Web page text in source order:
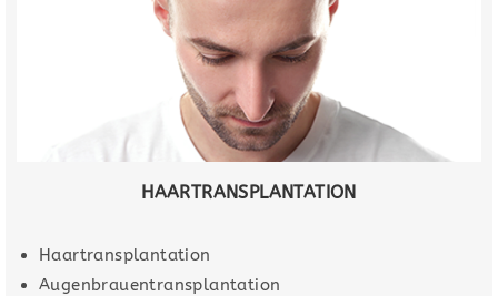
HAARTRANSPLANTATION
Haartransplantation
Augenbrauentransplantation